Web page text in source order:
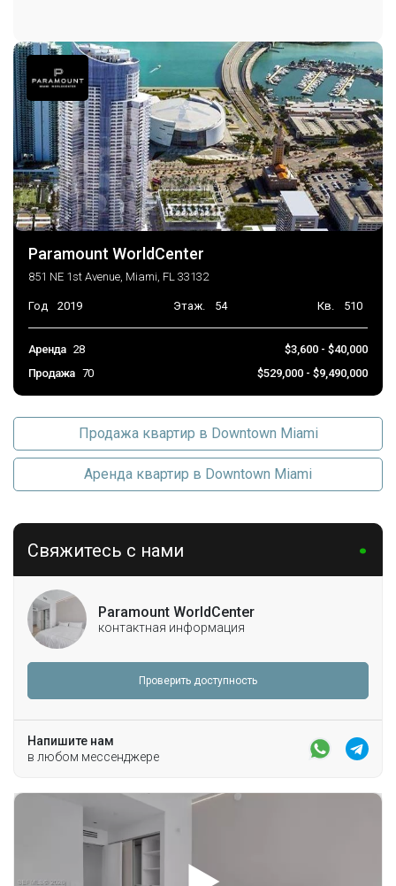
Хобби Комната
Management
Игровая площадка
Бассейн
Сауна
Спа Джакузи
Парковка
Парковка на объекте
Парковка на одно место
Paramount WorldCenter
851 NE 1st Avenue, Miami, FL 33132
Год 2019 Этаж. 54 Кв. 510
Аренда 28
$3,600 - $40,000
Продажа 70 $529,000 - $9,490,000
Продажа квартир в Downtown Miami
Аренда квартир в Downtown Miami
Свяжитесь с нами
Paramount WorldCenter
контактная информация
Проверить доступность
Напишите нам
в любом мессенджере